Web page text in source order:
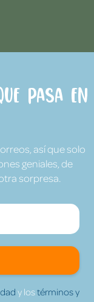
pasa en
así que solo
geniales, de
sorpresa.
y lostérminos y